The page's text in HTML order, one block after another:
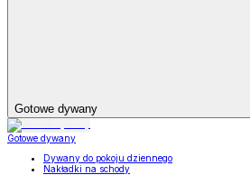
Gotowe dywany
Gotowe dywany
Dywany do pokoju dziennego
Nakładki na schody